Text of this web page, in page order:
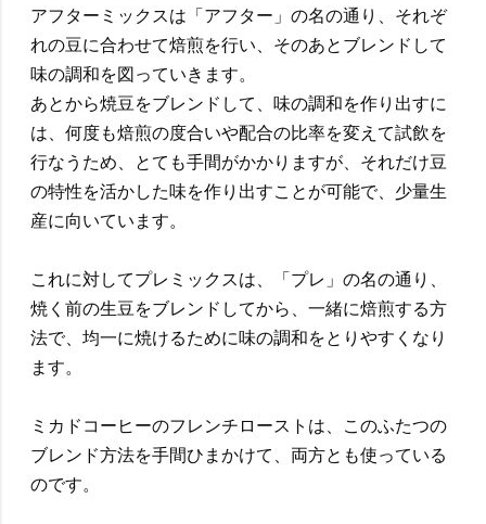
アフターミックスは「アフター」の名の通り、それぞ
れの豆に合わせて焙煎を行い、そのあとブレンドして
味の調和を図っていきます。
あとから焼豆をブレンドして、味の調和を作り出すに
は、何度も焙煎の度合いや配合の比率を変えて試飲を
行なうため、とても手間がかかりますが、それだけ豆
の特性を活かした味を作り出すことが可能で、少量生
産に向いています。
これに対してプレミックスは、「プレ」の名の通り、
焼く前の生豆をブレンドしてから、一緒に焙煎する方
法で、均一に焼けるために味の調和をとりやすくなり
ます。
ミカドコーヒーのフレンチローストは、このふたつの
ブレンド方法を手間ひまかけて、両方とも使っている
のです。